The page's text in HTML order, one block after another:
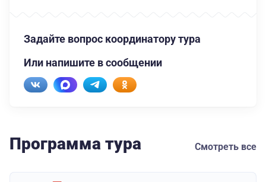
Задайте вопрос координатору тура
Или напишите в сообщении
Программа тура Смотреть все